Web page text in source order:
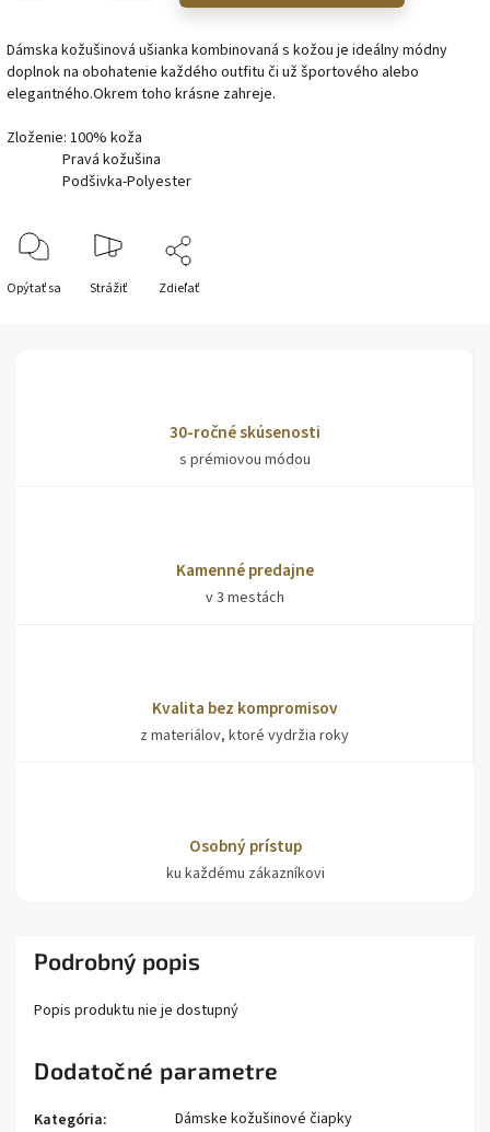
Dámska kožušinová ušianka kombinovaná s kožou je ideálny módny
doplnok na obohatenie každého outfitu či už športového alebo
elegantného.Okrem toho krásne zahreje.
Zloženie: 100% koža
Pravá kožušina
Podšivka-Polyester
Opýtať sa Strážiť Zdieľať
30-ročné skúsenosti
s prémiovou módou
Kamenné predajne
v 3 mestách
Kvalita bez kompromisov
z materiálov, ktoré vydržia roky
Osobný prístup
ku každému zákazníkovi
Podrobný popis
Popis produktu nie je dostupný
Dodatočné parametre
Kategória:
Dámske kožušinové čiapky